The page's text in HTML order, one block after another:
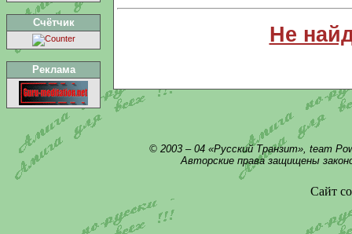
Счётчик
Реклама
Не
© 2003 – 04 «Русский Транзит», team
Авторские права защищены
Сайт